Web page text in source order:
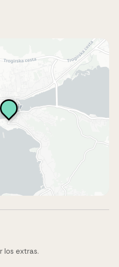
los extras.